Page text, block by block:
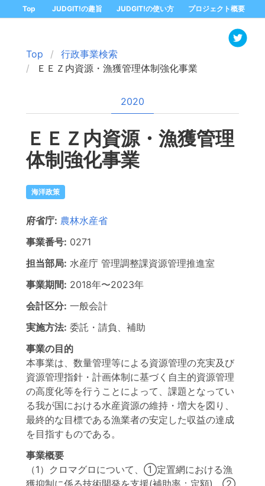
Top JUDGIT!の趣旨 JUDGIT!の使い方 プロジェクト概要
Top
行政事業検索
ＥＥＺ内資源・漁獲管理体制強化事業
2020
ＥＥＺ内資源・漁獲管理
体制強化事業
海洋政策
府省庁: 農林水産省
事業番号: 0271
担当部局: 水産庁 管理調整課資源管理推進室
事業期間: 2018年〜2023年
会計区分: 一般会計
実施方法: 委託・請負、補助
事業の目的
本事業は、数量管理等による資源管理の充実及び
資源管理指針・計画体制に基づく自主的資源管理
の高度化等を行うことによって、課題となってい
る我が国における水産資源の維持・増大を図り、
最終的な目標である漁業者の安定した収益の達成
を目指すものである。
事業概要
（1）クロマグロについて、①定置網における漁
獲抑制に係る技術開発を支援(補助率：定額)、②